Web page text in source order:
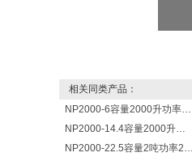
相关同类产品：
NP2000-6容量2000升功率6000瓦新宁电热水器 热水锅炉
NP2000-14.4容量2000升功率14400瓦蓄热式电热水器 热水锅炉
NP2000-22.5容量2吨功率22500瓦储